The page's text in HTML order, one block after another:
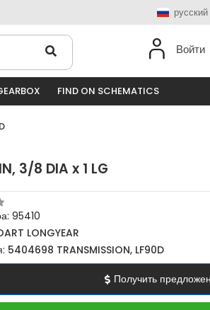
русский
Войти
FIND ON SCHEMATICS
3/8 DIA x 1 LG
95410
LONGYEAR
5404698 TRANSMISSION, LF90D
Получить